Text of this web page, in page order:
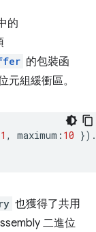
的
的包裝函
元組緩衝區。
1 , maximum : 10 }).
也獲得了共用
二進位